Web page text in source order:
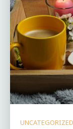
UNCATEGORIZED